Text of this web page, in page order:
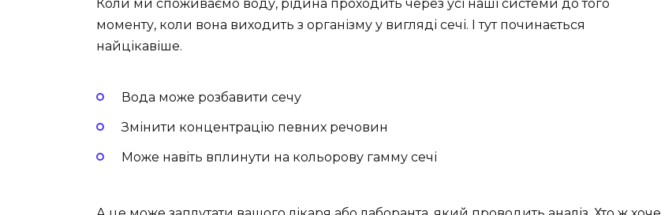
Коли ми споживаємо воду, рідина проходить через усі наші системи до того
моменту, коли вона виходить з організму у вигляді сечі. І тут починається
найцікавіше.
Вода може розбавити сечу
Змінити концентрацію певних речовин
Може навіть вплинути на кольорову гамму сечі